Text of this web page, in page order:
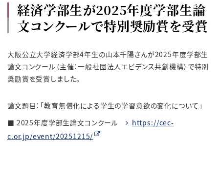
経済学部生が2025年度学部生論
文コンクールで特別奨励賞を受賞
大阪公立大学経済学部4年生の山本千陽さんが2025年度学部生
論文コンクール（主催：一般社団法人エビデンス共創機構）で特別
奨励賞を受賞しました。
論文題目：「教育無償化による学生の学習意欲の変化について」
■ 2025年度学部生論文コンクール
https://cec-
c.or.jp/event/20251215/